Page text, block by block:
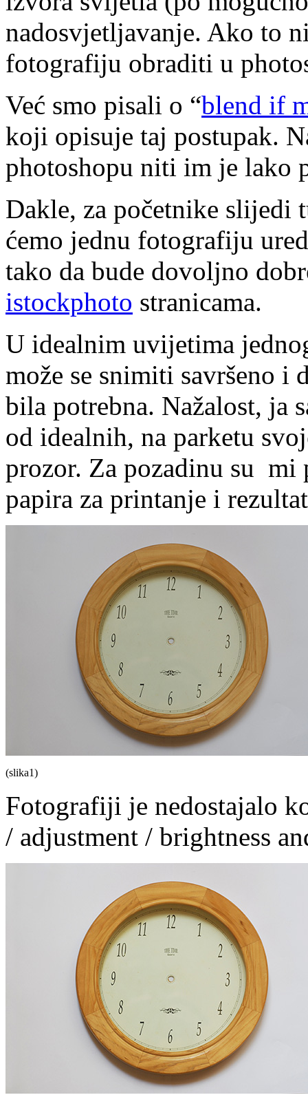
nadosvjetljavanje. Ako to
fotografiju obraditi u
Već smo pisali o “blend if
koji opisuje taj postupak.
photoshopu niti im je lako
Dakle, za početnike slijedi
ćemo jednu fotografiju
tako da bude dovoljno
istockphoto stranicama.
U idealnim uvijetima
može se snimiti savršeno i
bila potrebna. Nažalost, ja
od idealnih, na parketu
prozor. Za pozadinu su mi
papira za printanje i
(slika1)
Fotografiji je nedostajalo
/ adjustment / brightness